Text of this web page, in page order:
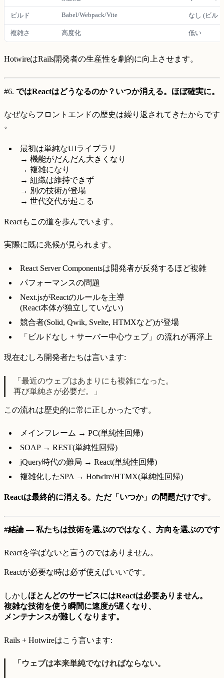
ビルド Babel/Webpack/Vite なし (ビル
複雑さ 高度化 低い
HotwireはRails開発者の生産性を劇的に向上させます。
#6. ではReactはどうなるのか？いつか消える。ほぼ確実に。
なぜならフロントエンドの歴史は繰り返されてきたからです
。
最初は単純なUIライブラリ
→ 機能がだんだん大きくなり
→ 複雑になり
→ 組織は維持できず
→ 別の技術が登場
→ 世代交代が起こる
Reactもこの道を歩んでいます。
実際に既に兆候が見られます。
React Server Componentsは開発者が反発するほど複雑
パフォーマンスの問題
Next.jsがReactのルールを主導
(React本体が独立していない)
競合者(Solid, Qwik, Svelte, HTMXなど)が登場
「ビルドなし + サーバー中心ウェブ」の流れが再浮上
現在むしろ開発者たちは言います:
「最近のウェブはあまりにも複雑になった。
再び単純さが必要だ。」
この流れは歴史的に常に正しかったです。
メインフレーム → PC(単純性回帰)
SOAP → REST(単純性回帰)
jQuery時代の難局 → React(単純性回帰)
複雑化したSPA → Hotwire/HTMX(単純性回帰)
Reactは最終的に消える。ただ「いつか」の問題だけです。
#結論 — 私たちは技術を選ぶのではなく、方向を選ぶのです
Reactを学ばないと言うのではありません。
Reactが必要な時は必ず使えばいいです。
しかしほとんどのサービスにはReactは必要ありません。
複雑な技術を使う瞬間に速度が遅くなり、
メンテナンスが難しくなります。
Rails + Hotwireはこう言います:
「ウェブは本来単純でなければならない。